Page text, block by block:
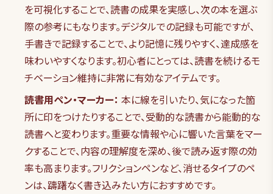
を可視化することで、読書の成果を実感し、次の本を選ぶ
際の参考にもなります。デジタルでの記録も可能ですが、
手書きで記録することで、より記憶に残りやすく、達成感を
味わいやすくなります。初心者にとっては、読書を続けるモ
チベーション維持に非常に有効なアイテムです。
読書用ペン・マーカー： 本に線を引いたり、気になった箇
所に印をつけたりすることで、受動的な読書から能動的な
読書へと変わります。重要な情報や心に響いた言葉をマー
クすることで、内容の理解度を深め、後で読み返す際の効
率も高まります。フリクションペンなど、消せるタイプのペ
ンは、躊躇なく書き込みたい方におすすめです。